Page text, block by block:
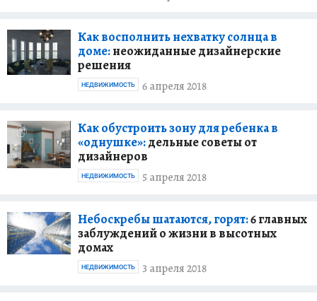
Как восполнить нехватку солнца в
доме:неожиданные дизайнерские
решения
6 апреля 2018
НЕДВИЖИМОСТЬ
Как обустроить зону для ребенка в
«однушке»:дельные советы от
дизайнеров
5 апреля 2018
НЕДВИЖИМОСТЬ
Небоскребы шатаются, горят:6 главных
заблуждений о жизни в высотных
домах
3 апреля 2018
НЕДВИЖИМОСТЬ